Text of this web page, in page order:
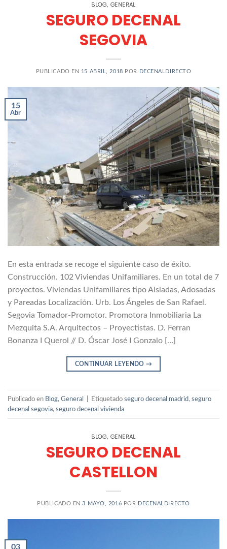
BLOG, GENERAL
SEGURO DECENAL
SEGOVIA
PUBLICADO EN 15 ABRIL, 2018 POR DECENALDIRECTO
15
Abr
En esta entrada se recoge el siguiente caso de éxito.
Construcción. 102 Viviendas Unifamiliares. En un total de 7
proyectos. Viviendas Unifamiliares tipo Aisladas, Adosadas
y Pareadas Localización. Urb. Los Ángeles de San Rafael.
Segovia Tomador-Promotor. Promotora Inmobiliaria La
Mezquita S.A. Arquitectos – Proyectistas. D. Ferran
Bonanza I Querol // D. Óscar José I Gonzalo […]
CONTINUAR LEYENDO→
Publicado en Blog, General Etiquetado seguro decenal madrid, seguro
decenal segovia, seguro decenal vivienda
BLOG, GENERAL
SEGURO DECENAL
CASTELLON
PUBLICADO EN3 MAYO, 2016 POR DECENALDIRECTO
03